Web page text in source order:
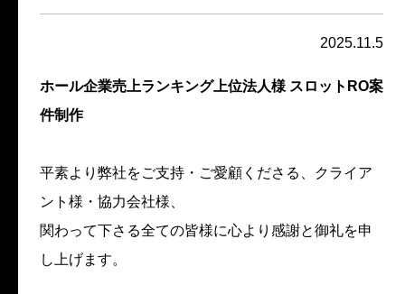
2025.11.5
ホール企業売上ランキング上位法人様 スロットRO案
件制作
平素より弊社をご支持・ご愛顧くださる、クライア
ント様・協力会社様、
関わって下さる全ての皆様に心より感謝と御礼を申
し上げます。